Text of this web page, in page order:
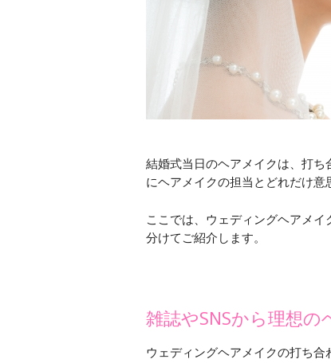
結婚式当日のヘアメイクは、打
にヘアメイクの担当とどれだけ意
ここでは、ウェディングヘアメ
分けてご紹介します。
雑誌やSNSから理想
ウェディングヘアメイクの打ち